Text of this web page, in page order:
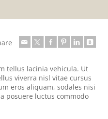
tellus lacinia vehicula. Ut
viverra nisl vitae cursus
eros aliquam, sodales nisi
posuere luctus commodo